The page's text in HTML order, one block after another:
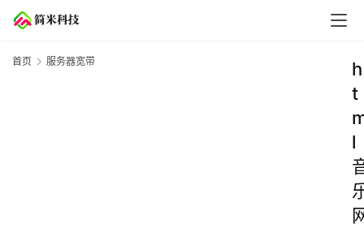
首页 服务器宽带
h
t
l